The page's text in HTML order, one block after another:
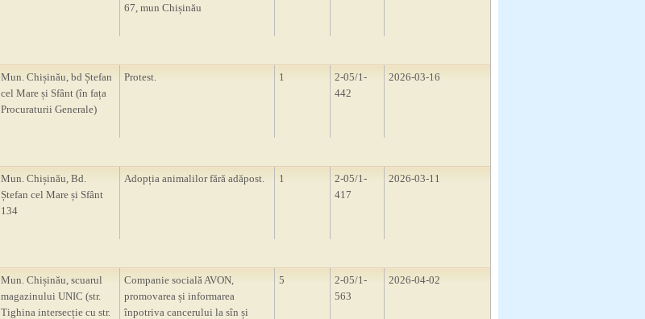
67, mun Chișinău
Mun. Chișinău, bd Ștefan
cel Mare și Sfânt (în fața
Procuraturii Generale)
Protest. 1
2-05/1-
442
2026-03-16
Mun. Chișinău, Bd.
Ștefan cel Mare și Sfânt
134
Adopția animalilor fără adăpost. 1
2-05/1-
417
2026-03-11
Mun. Chișinău, scuarul
magazinului UNIC (str.
Tighina intersecție cu str.
Companie socială AVON,
promovarea și informarea
înpotriva cancerului la sîn și
5
2-05/1-
563
2026-04-02